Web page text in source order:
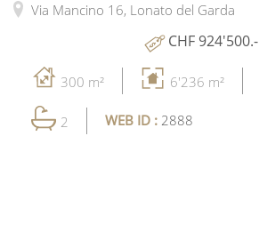
Via Mancino 16, Lonato del Garda
CHF 924'500.-
300 m² 6'236 m²
2 WEB ID : 2888